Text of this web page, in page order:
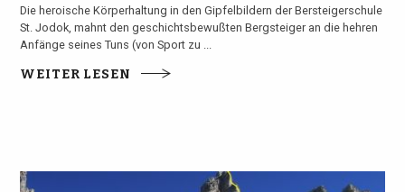
Die heroische Körperhaltung in den Gipfelbildern der Bersteigerschule
St. Jodok, mahnt den geschichtsbewußten Bergsteiger an die hehren
Anfänge seines Tuns (von Sport zu ...
WEITER LESEN